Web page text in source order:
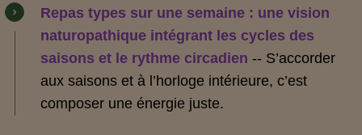
Repas types sur une semaine : une vision
naturopathique intégrant les cycles des
saisons et le rythme circadien -- S’accorder
aux saisons et à l’horloge intérieure, c’est
composer une énergie juste.